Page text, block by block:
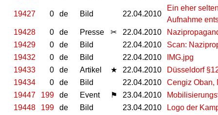
19427 0 de Bild 22.04.2010
Ein eher
Aufnahme
19428
0 de Presse ✂ 22.04.2010
19429
0 de Bild 22.04.2010
Scan:
19432
0 de Bild 22.04.2010
IMG.jpg
19433
0 de Artikel ★ 22.04.2010
Düsseldorf
19434
0 de Bild 22.04.2010
Cengiz Oban,
19447
199 de Event ⚑ 23.04.2010
19448
199 de Bild 23.04.2010 Logo der